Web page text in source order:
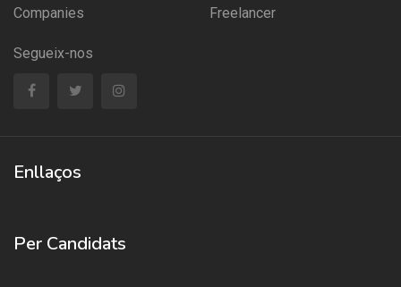
Companies Freelancer
Segueix-nos
Enllaços
Per Candidats